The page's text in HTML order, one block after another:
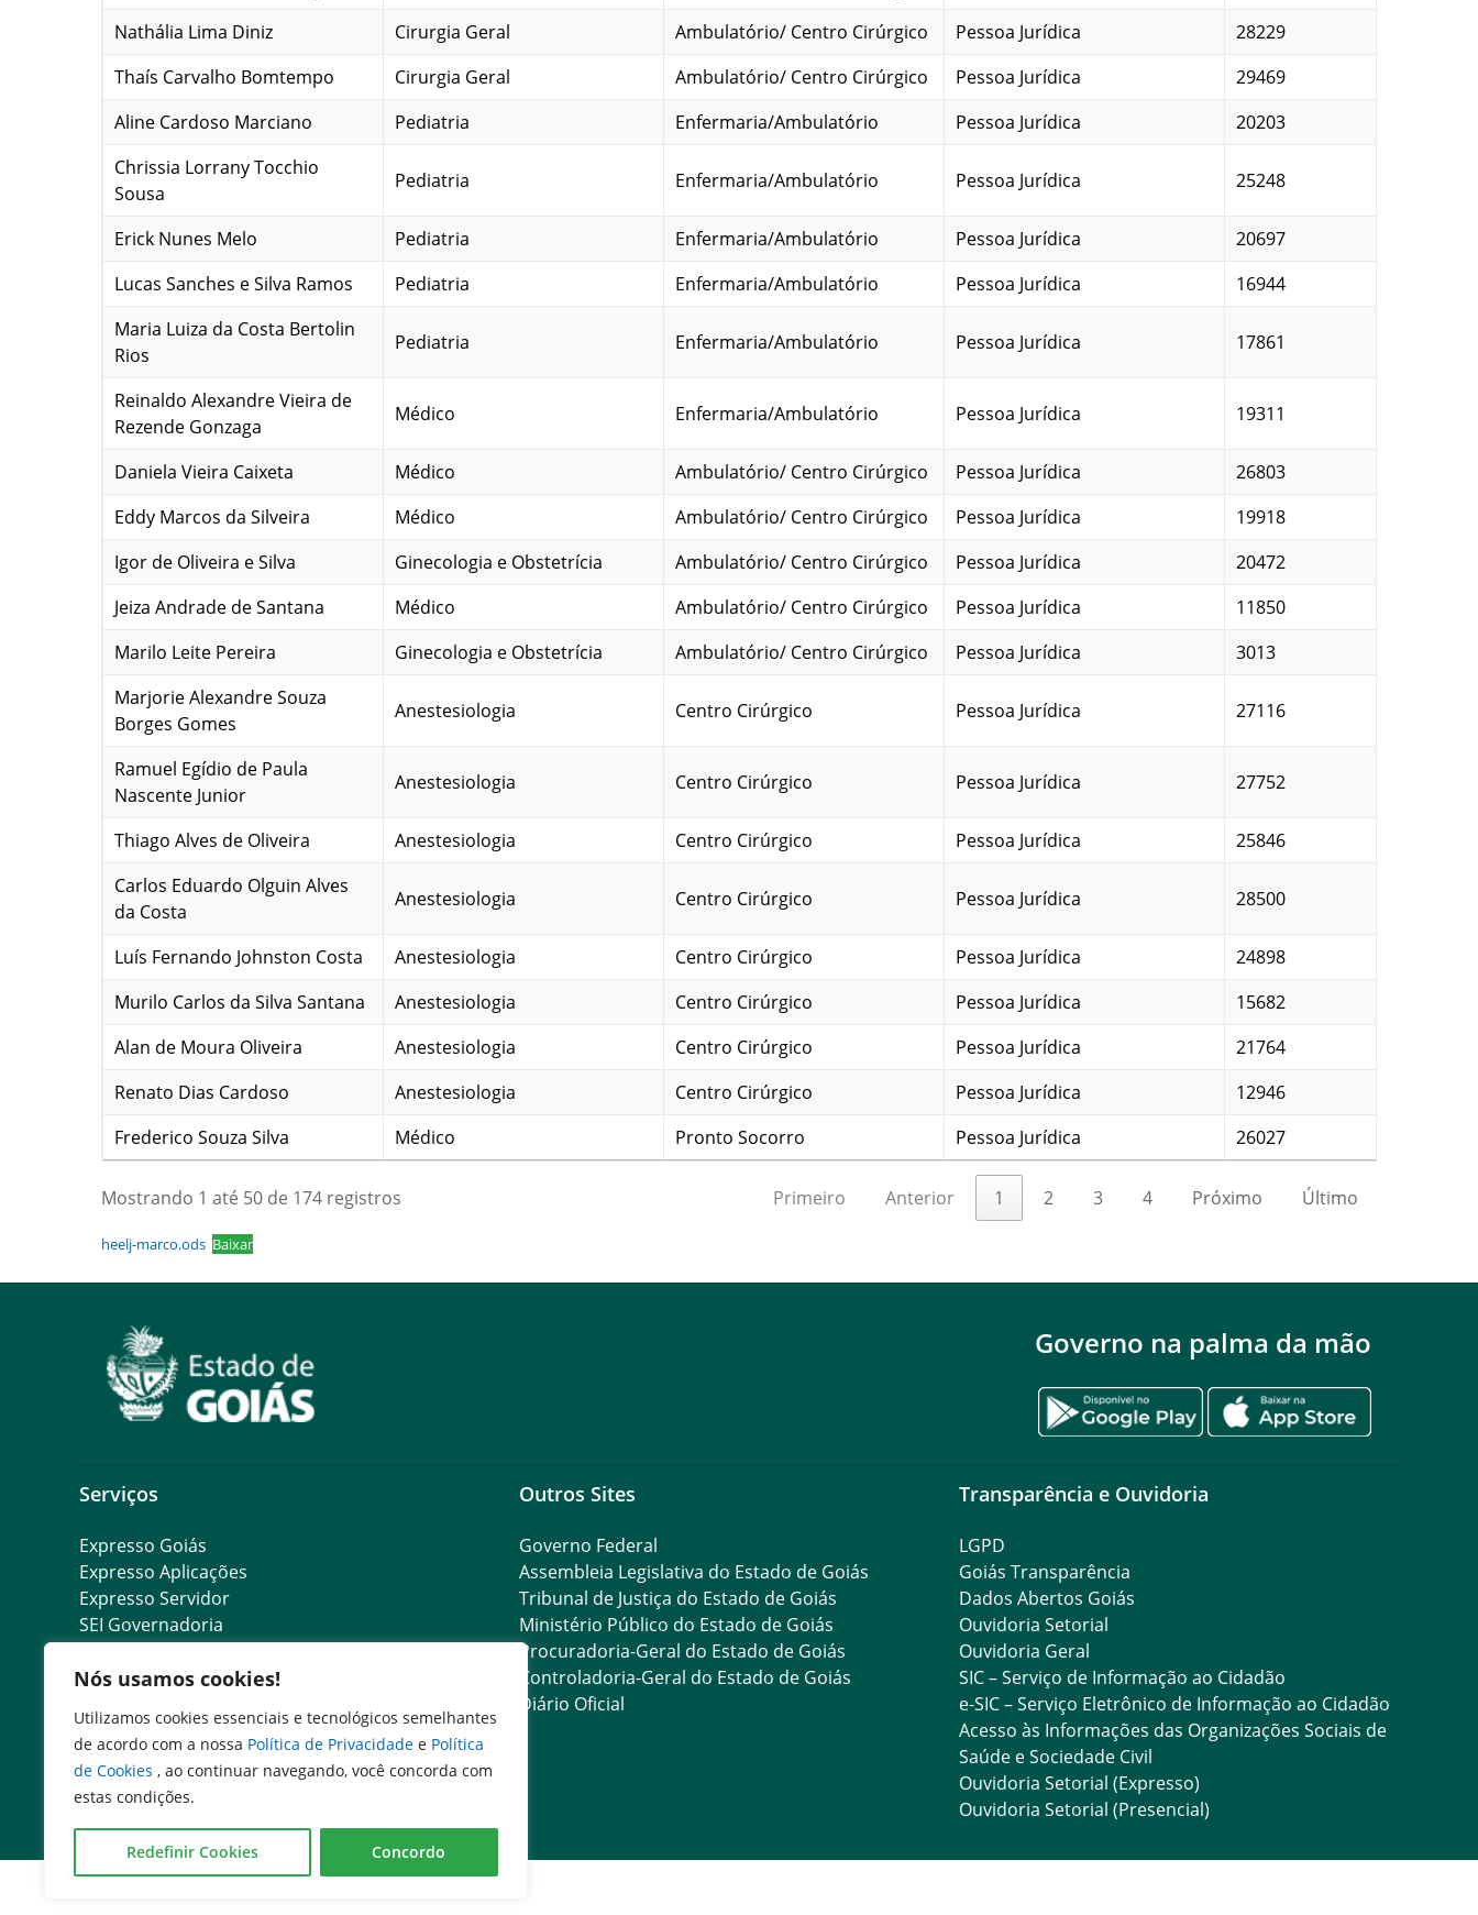
Nós usamos cookies!
Utilizamos cookies essenciais e tecnológicos semelhantes
de acordo com a nossa Política de Privacidade e Política
de Cookies , ao continuar navegando, você concorda com
estas condições.
Redefinir Cookies Concordo
Nathália Lima Diniz
Cirurgia Geral Ambulatório/ Centro Cirúrgico Pessoa Jurídica
28229
Thaís Carvalho Bomtempo
Cirurgia Geral Ambulatório/ Centro Cirúrgico Pessoa Jurídica
29469
Aline Cardoso Marciano
Pediatria Enfermaria/Ambulatório Pessoa Jurídica
20203
Chrissia Lorrany Tocchio
Sousa
Pediatria Enfermaria/Ambulatório Pessoa Jurídica 25248
Erick Nunes Melo Pediatria Enfermaria/Ambulatório Pessoa Jurídica
20697
Lucas Sanches e Silva Ramos
Pediatria Enfermaria/Ambulatório Pessoa Jurídica
16944
Maria Luiza da Costa Bertolin
Rios
Pediatria Enfermaria/Ambulatório Pessoa Jurídica 17861
Reinaldo Alexandre Vieira de
Rezende Gonzaga
Médico Enfermaria/Ambulatório Pessoa Jurídica 19311
Daniela Vieira Caixeta Médico Ambulatório/ Centro Cirúrgico Pessoa Jurídica
26803
Eddy Marcos da Silveira
Médico Ambulatório/ Centro Cirúrgico Pessoa Jurídica
19918
Igor de Oliveira e Silva
Ginecologia e Obstetrícia Ambulatório/ Centro Cirúrgico Pessoa Jurídica
20472
Jeiza Andrade de Santana
Médico Ambulatório/ Centro Cirúrgico Pessoa Jurídica
11850
Marilo Leite Pereira
Ginecologia e Obstetrícia Ambulatório/ Centro Cirúrgico Pessoa Jurídica
3013
Marjorie Alexandre Souza
Borges Gomes
Anestesiologia Centro Cirúrgico Pessoa Jurídica 27116
Ramuel Egídio de Paula
Nascente Junior
Anestesiologia Centro Cirúrgico Pessoa Jurídica 27752
Thiago Alves de Oliveira Anestesiologia Centro Cirúrgico Pessoa Jurídica
25846
Carlos Eduardo Olguin Alves
da Costa
Anestesiologia Centro Cirúrgico Pessoa Jurídica 28500
Luís Fernando Johnston Costa Anestesiologia Centro Cirúrgico Pessoa Jurídica
24898
Murilo Carlos da Silva Santana
Anestesiologia Centro Cirúrgico Pessoa Jurídica
15682
Alan de Moura Oliveira
Anestesiologia Centro Cirúrgico Pessoa Jurídica
21764
Renato Dias Cardoso
Anestesiologia Centro Cirúrgico Pessoa Jurídica
12946
Frederico Souza Silva
Médico Pronto Socorro Pessoa Jurídica 26027
Mostrando 1 até 50 de 174 registros Primeiro Anterior 1 2 3 4 Próximo Último
heelj-marco.ods Baixar
Governo na palma da mão
Serviços
Expresso Goiás
Expresso Aplicações
Expresso Servidor
SEI Governadoria
Escola de Governo
Outros Sites
Governo Federal
Assembleia Legislativa do Estado de Goiás
Tribunal de Justiça do Estado de Goiás
Ministério Público do Estado de Goiás
Procuradoria-Geral do Estado de Goiás
Controladoria-Geral do Estado de Goiás
Diário Oficial
Transparência e Ouvidoria
LGPD
Goiás Transparência
Dados Abertos Goiás
Ouvidoria Setorial
Ouvidoria Geral
SIC – Serviço de Informação ao Cidadão
e-SIC – Serviço Eletrônico de Informação ao Cidadão
Acesso às Informações das Organizações Sociais de
Saúde e Sociedade Civil
Ouvidoria Setorial (Expresso)
Ouvidoria Setorial (Presencial)